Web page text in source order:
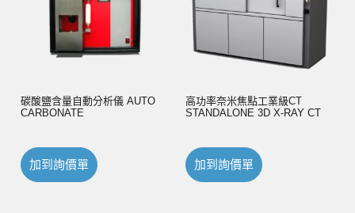
碳酸鹽含量自動分析儀 AUTO
CARBONATE
加到詢價單
高功率奈米焦點工業級CT
STANDALONE 3D X-RAY CT
加到詢價單